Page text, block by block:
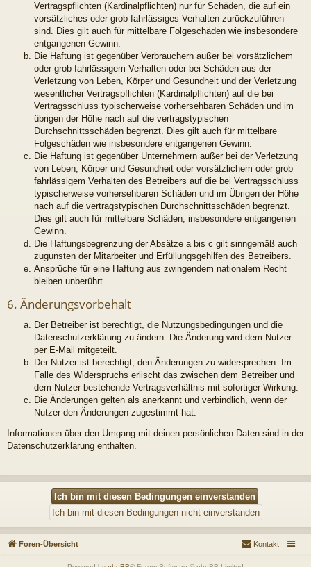
Vertragspflichten (Kardinalpflichten) nur für Schäden, die auf ein
vorsätzliches oder grob fahrlässiges Verhalten zurückzuführen
sind. Dies gilt auch für mittelbare Folgeschäden wie insbesondere
entgangenen Gewinn.
Die Haftung ist gegenüber Verbrauchern außer bei vorsätzlichem
oder grob fahrlässigem Verhalten oder bei Schäden aus der
Verletzung von Leben, Körper und Gesundheit und der Verletzung
wesentlicher Vertragspflichten (Kardinalpflichten) auf die bei
Vertragsschluss typischerweise vorhersehbaren Schäden und im
übrigen der Höhe nach auf die vertragstypischen
Durchschnittsschäden begrenzt. Dies gilt auch für mittelbare
Folgeschäden wie insbesondere entgangenen Gewinn.
Die Haftung ist gegenüber Unternehmern außer bei der Verletzung
von Leben, Körper und Gesundheit oder vorsätzlichem oder grob
fahrlässigem Verhalten des Betreibers auf die bei Vertragsschluss
typischerweise vorhersehbaren Schäden und im Übrigen der Höhe
nach auf die vertragstypischen Durchschnittsschäden begrenzt.
Dies gilt auch für mittelbare Schäden, insbesondere entgangenen
Gewinn.
Die Haftungsbegrenzung der Absätze a bis c gilt sinngemäß auch
zugunsten der Mitarbeiter und Erfüllungsgehilfen des Betreibers.
Ansprüche für eine Haftung aus zwingendem nationalem Recht
bleiben unberührt.
6. Änderungsvorbehalt
Der Betreiber ist berechtigt, die Nutzungsbedingungen und die
Datenschutzerklärung zu ändern. Die Änderung wird dem Nutzer
per E-Mail mitgeteilt.
Der Nutzer ist berechtigt, den Änderungen zu widersprechen. Im
Falle des Widerspruchs erlischt das zwischen dem Betreiber und
dem Nutzer bestehende Vertragsverhältnis mit sofortiger Wirkung.
Die Änderungen gelten als anerkannt und verbindlich, wenn der
Nutzer den Änderungen zugestimmt hat.
Informationen über den Umgang mit deinen persönlichen Daten sind in der
Datenschutzerklärung enthalten.
Foren-Übersicht Kontakt